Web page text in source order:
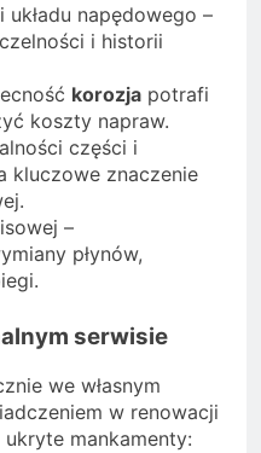
napędowego –
i historii
korozja potrafi
koszty napraw.
części i
kluczowe znaczenie
–
płynów,
serwisie
we własnym
w renowacji
mankamenty: